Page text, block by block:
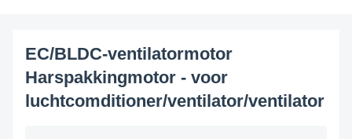
EC/BLDC-ventilatormotor
Harspakkingmotor - voor
luchtcomditioner/ventilator/ventilator